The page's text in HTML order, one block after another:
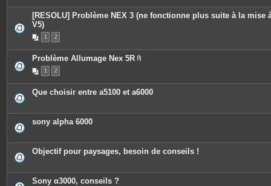
i
è
o
i
[RESOLU] Problème NEX 3 (ne fonctionne plus suite à la mise
V5)
1 2
Problème Allumage Nex 5R
c
e
o
e
s
1 2
Que choisir entre a5100 et a6000
sony alpha 6000
Objectif pour paysages, besoin de conseils !
Sony α3000, conseils ?